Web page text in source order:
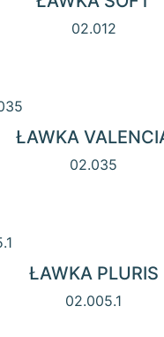
02.012
ŁAWKA
02.035
ŁAWKA PLURIS
02.005.1